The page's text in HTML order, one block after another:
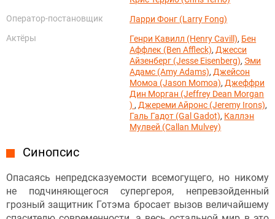
Оператор-постановщик
Ларри Фонг (Larry Fong)
Актёры
Генри Кавилл (Henry Cavill), Бен
Аффлек (Ben Affleck), Джесси
Айзенберг (Jesse Eisenberg), Эми
Адамс (Amy Adams), Джейсон
Момоа (Jason Momoa), Джеффри
Дин Морган (Jeffrey Dean Morgan
) , Джереми Айронс (Jeremy Irons),
Галь Гадот (Gal Gadot), Каллэн
Мулвей (Callan Mulvey)
Синопсис
Опасаясь непредсказуемости всемогущего, но никому
не подчиняющегося супергероя, непревзойденный
грозный защитник Готэма бросает вызов величайшему